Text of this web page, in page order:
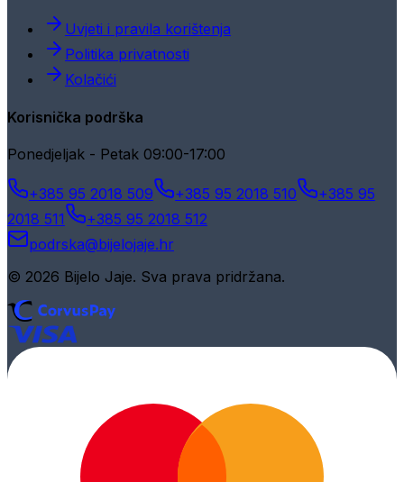
Uvjeti i pravila korištenja
Politika privatnosti
Kolačići
Korisnička podrška
Ponedjeljak - Petak 09:00-17:00
+385 95 2018 509 +385 95 2018 510
+385 95
2018 511
+385 95 2018 512
podrska@bijelojaje.hr
© 2026 Bijelo Jaje. Sva prava pridržana.